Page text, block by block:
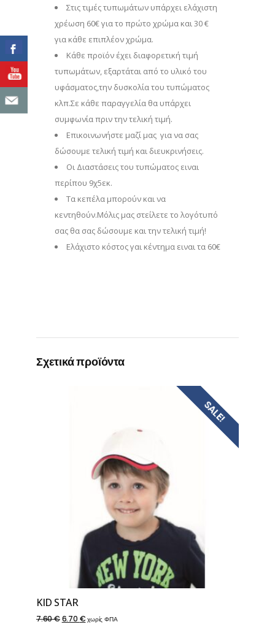
Στις τιμές τυπωμάτων υπάρχει ελάχιστη
χρέωση 60€ για το πρώτο χρώμα και 30 €
για κάθε επιπλέον χρώμα.
Κάθε προϊόν έχει διαφορετική τιμή
τυπωμάτων, εξαρτάται από το υλικό του
υφάσματος,την δυσκολία του τυπώματος
κλπ.Σε κάθε παραγγελία θα υπάρχει
συμφωνία πριν την τελική τιμή.
Επικοινωνήστε μαζί μας για να σας
δώσουμε τελική τιμή και διευκρινήσεις.
Οι Διαστάσεις του τυπώματος ειναι
περίπου 9χ5εκ.
Τα κεπέλα μπορούν και να
κεντηθούν.Μόλις μας στείλετε το λογότυπό
σας θα σας δώσουμε και την τελική τιμή!
Eλάχιστο κόστος γαι κέντημα ειναι τα 60€
Σχετικά προϊόντα
SALE!
KID STAR
7.60€Original
6.70 €Ηχωρίς ΦΠΑ